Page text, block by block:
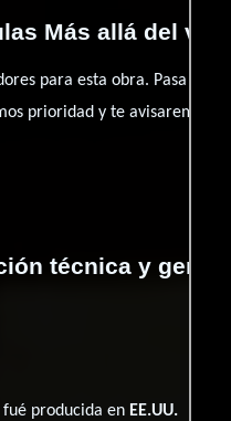
Más allá del
para esta obra. Pasa por
prioridad y te avisaremos
técnica y general
producida en EE.UU.